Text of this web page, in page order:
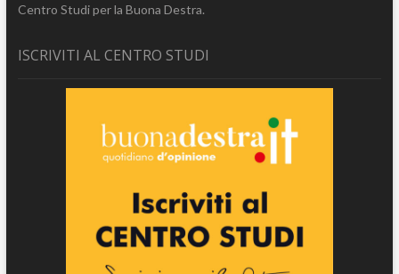
Centro Studi per la Buona Destra.
ISCRIVITI AL CENTRO STUDI